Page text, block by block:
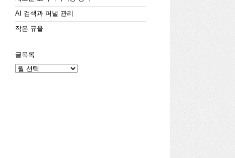
AI 검색과 퍼널 관리
작은 규율
글목록
글